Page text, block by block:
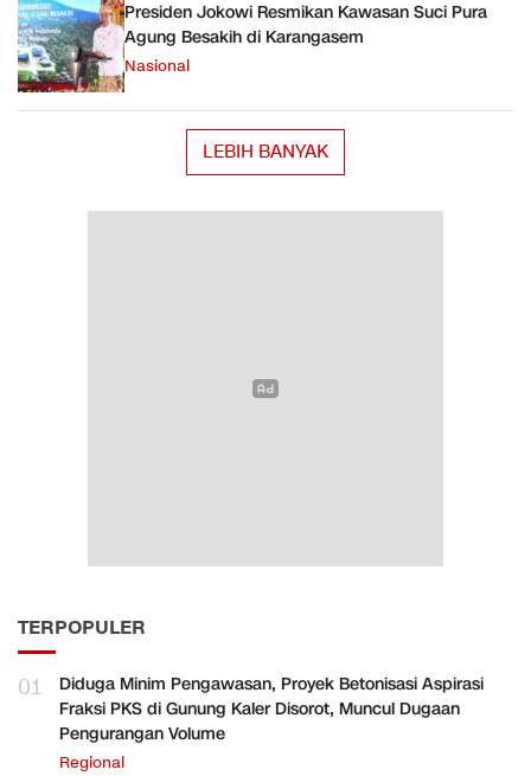
Presiden Jokowi Resmikan Kawasan Suci Pura
Agung Besakih di Karangasem
Nasional
LEBIH BANYAK
TERPOPULER
01
Diduga Minim Pengawasan, Proyek Betonisasi Aspirasi
Fraksi PKS di Gunung Kaler Disorot, Muncul Dugaan
Pengurangan Volume
Regional